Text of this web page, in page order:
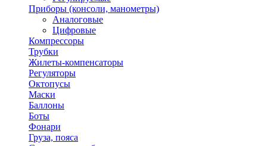
Приборы (консоли, манометры)
Аналоговые
Цифровые
Компрессоры
Трубки
Жилеты-компенсаторы
Регуляторы
Октопусы
Маски
Баллоны
Боты
Фонари
Груза, пояса